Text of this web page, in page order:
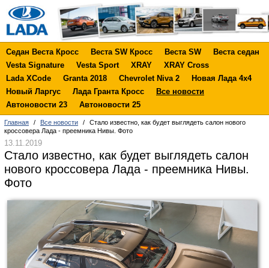
Седан Веста Кросс Веста SW Кросс Веста SW
Веста седан
Vesta Signature
Vesta Sport XRAY
XRAY Cross
Lada XCode
Granta 2018 Chevrolet Niva 2
Новая Лада 4х4
Новый Ларгус
Лада Гранта Кросс
Все новости
Автоновости 23
Автоновости 25
Главная / Все новости /
Стало известно, как будет выглядеть салон нового
кроссовера Лада - преемника Нивы. Фото
13.11.2019
Стало известно, как будет выглядеть салон
нового кроссовера Лада - преемника Нивы.
Фото